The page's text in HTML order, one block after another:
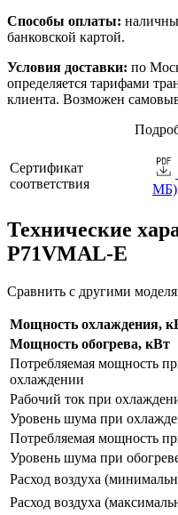
Способы оплаты:
банковской картой.
Условия доставки: по
определяется тарифами
клиента. Возможен
Сертификат
соответствия
МБ)
Технические
P71VMAL-E
Сравнить с другими
Мощность охлаждения,
Мощность обогрева, кВт
Потребляемая мощность
охлаждении
Рабочий ток при
Уровень шума при
Потребляемая мощность
Уровень шума при
Расход воздуха
Расход воздуха